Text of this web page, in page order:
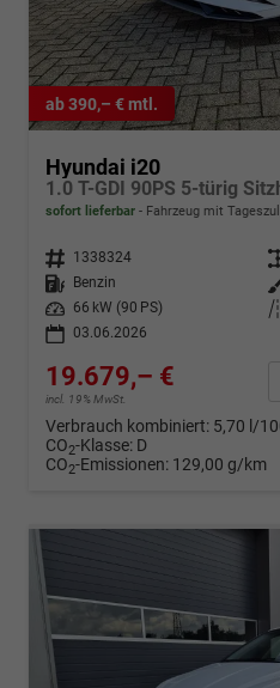
ab 390,– € mtl.
Hyundai i20
sofort lieferbar Fahrzeug mit
Fahrzeugnr. 1338324
Kraftstoff
Benzin
Leistung
66 kW (90 PS)
03.06.2026
19.679,– €
incl. 19% MwSt.
Verbrauch kombiniert: 5,70 l/
CO2-Klasse: D
CO2-Emissionen: 129,00 g/km